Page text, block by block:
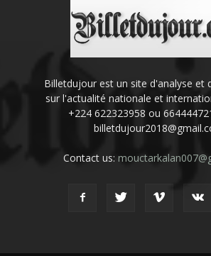
Billetdujour est un site d'analyse et
sur l'actualité nationale et
+224 622323958 ou
Contact us: